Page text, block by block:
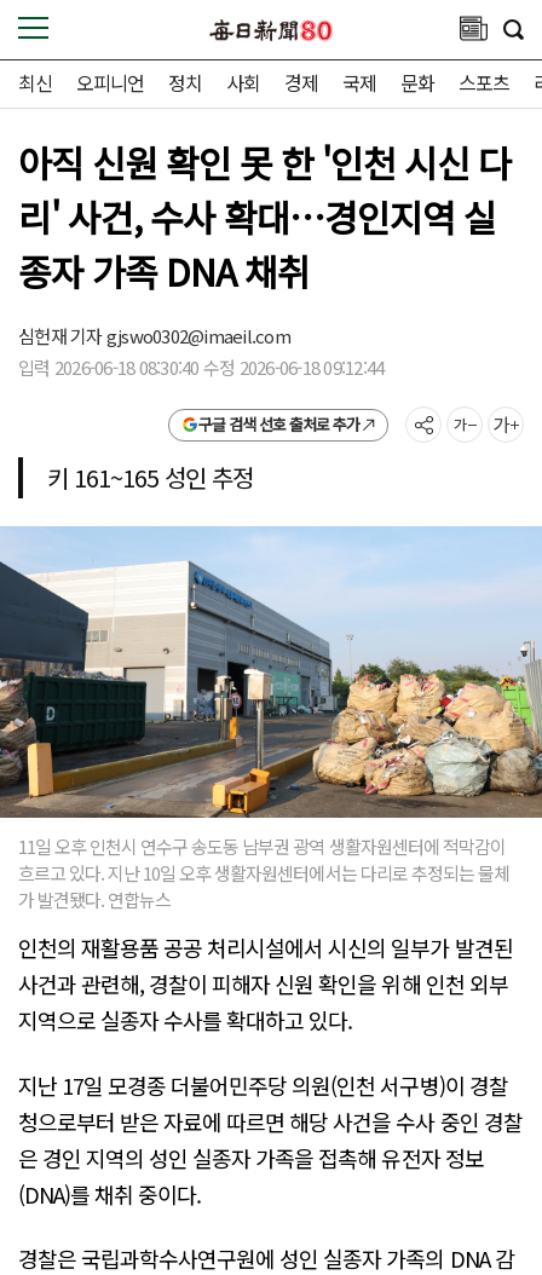
최신 오피니언 정치 사회 경제 국제 문화 스포츠
아직 신원 확인 못 한 '인천 시신 다
리' 사건, 수사 확대…경인지역 실
종자 가족 DNA 채취
심헌재 기자gjswo0302@imaeil.com
입력 2026-06-18 08:30:40 수정 2026-06-18 09:12:44
구글 검색 선호 출처로 추가
키 161~165 성인 추정
11일 오후 인천시 연수구 송도동 남부권 광역 생활자원센터에 적막감이
흐르고 있다. 지난 10일 오후 생활자원센터에서는 다리로 추정되는 물체
가 발견됐다. 연합뉴스
인천의 재활용품 공공 처리시설에서 시신의 일부가 발견된
사건과 관련해, 경찰이 피해자 신원 확인을 위해 인천 외부
지역으로 실종자 수사를 확대하고 있다.
지난 17일 모경종 더불어민주당 의원(인천 서구병)이 경찰
청으로부터 받은 자료에 따르면 해당 사건을 수사 중인 경찰
은 경인 지역의 성인 실종자 가족을 접촉해 유전자 정보
(DNA)를 채취 중이다.
경찰은 국립과학수사연구원에 성인 실종자 가족의 DNA 감